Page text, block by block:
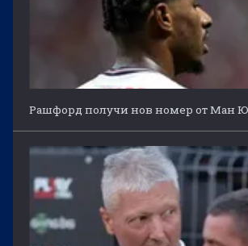
Рашфорд получи нов номер от Ман